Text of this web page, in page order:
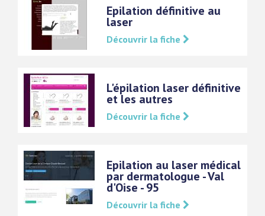
Epilation définitive au
laser
Découvrir la fiche
L'épilation laser définitive
et les autres
Découvrir la fiche
Epilation au laser médical
par dermatologue - Val
d'Oise - 95
Découvrir la fiche